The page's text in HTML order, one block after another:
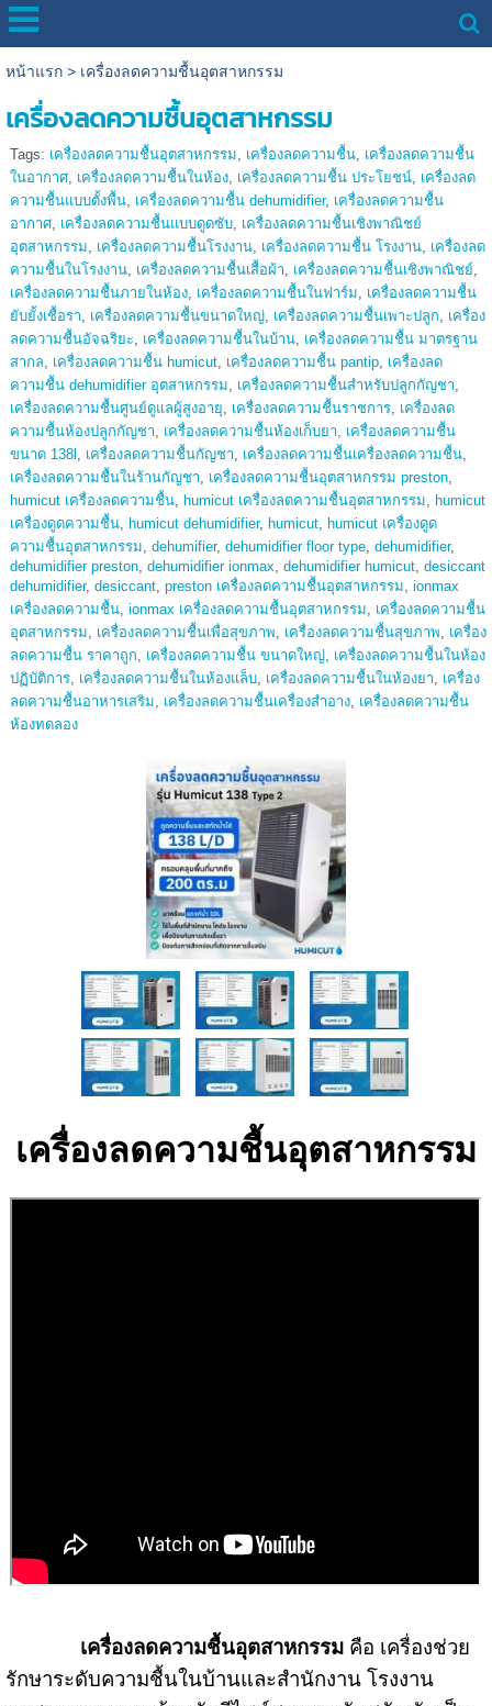
หน้าแรก> เครื่องลดความชื้นอุตสาหกรรม
เครื่องลดความชื้นอุตสาหกรรม
Tags: เครื่องลดความชื้นอุตสาหกรรม, เครื่องลดความชื้น, เครื่องลดความชื้น
ในอากาศ, เครื่องลดความชื้นในห้อง, เครื่องลดความชื้น ประโยชน์, เครื่องลด
ความชื้นแบบตั้งพื้น, เครื่องลดความชื้น dehumidifier, เครื่องลดความชื้น
อากาศ, เครื่องลดความชื้นแบบดูดซับ, เครื่องลดความชื้นเชิงพาณิชย์
อุตสาหกรรม, เครื่องลดความชื้นโรงงาน, เครื่องลดความชื้น โรงงาน, เครื่องลด
ความชื้นในโรงงาน, เครื่องลดความชื้นเสื้อผ้า, เครื่องลดความชื้นเชิงพาณิชย์,
เครื่องลดความชื้นภายในห้อง, เครื่องลดความชื้นในฟาร์ม, เครื่องลดความชื้น
ยับยั้งเชื้อรา, เครื่องลดความชื้นขนาดใหญ่, เครื่องลดความชื้นเพาะปลูก, เครื่อง
ลดความชื้นอัจฉริยะ, เครื่องลดความชื้นในบ้าน, เครื่องลดความชื้น มาตรฐาน
สากล, เครื่องลดความชื้น humicut, เครื่องลดความชื้น pantip, เครื่องลด
ความชื้น dehumidifier อุตสาหกรรม, เครื่องลดความชื้นสำหรับปลูกกัญชา,
เครื่องลดความชื้นศูนย์ดูแลผู้สูงอายุ, เครื่องลดความชื้นราชการ, เครื่องลด
ความชื้นห้องปลูกกัญชา, เครื่องลดความชื้นห้องเก็บยา, เครื่องลดความชื้น
ขนาด 138l , เครื่องลดความชื้นกัญชา, เครื่องลดความชื้นเครื่องลดความชื้น,
เครื่องลดความชื้นในร้านกัญชา, เครื่องลดความชื้นอุตสาหกรรม preston,
humicut เครื่องลดความชื้น, humicut เครื่องลดความชื้นอุตสาหกรรม, humicut
เครื่องดูดความชื้น, humicut dehumidifier, humicut, humicut เครื่องดูด
ความชื้นอุตสาหกรรม, dehumifier, dehumidifier floor type, dehumidifier,
dehumidifier preston, dehumidifier ionmax, dehumidifier humicut, desiccant
dehumidifier, desiccant, preston เครื่องลดความชื้นอุตสาหกรรม, ionmax
เครื่องลดความชื้น, ionmax เครื่องลดความชื้นอุตสาหกรรม, เครื่องลดความชื้น
อุตสาหกรรม, เครื่องลดความชื้นเพื่อสุขภาพ, เครื่องลดความชื้นสุขภาพ, เครื่อง
ลดความชื้น ราคาถูก, เครื่องลดความชื้น ขนาดใหญ่, เครื่องลดความชื้นในห้อง
ปฏิบัติการ, เครื่องลดความชื้นในห้องแล็บ, เครื่องลดความชื้นในห้องยา, เครื่อง
ลดความชื้นอาหารเสริม, เครื่องลดความชื้นเครื่องสำอาง, เครื่องลดความชื้น
ห้องทดลอง
เครื่องลดความชื้นอุตสาหกรรม
เครื่องลดความชื้นอุตสาหกรรม คือ เครื่องช่วย
รักษาระดับความชื้นในบ้านและสำนักงาน โรงงาน